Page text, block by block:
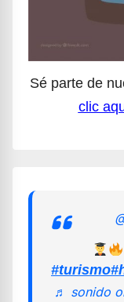
Sé parte de
clic
#turismo
♬ sonido